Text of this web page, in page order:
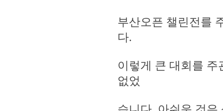
부산오픈 챌린전를
다.
이렇게 큰 대회를
없었